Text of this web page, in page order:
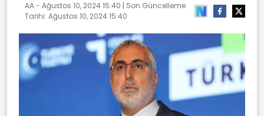
AA - Ağustos 10, 2024 15:40 | Son Güncelleme
Tarihi: Ağustos 10, 2024 15:40